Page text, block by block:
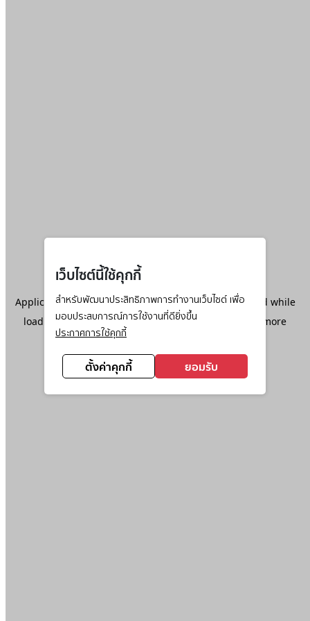
เว็บไซต์นี้ใช้คุกกี้
สำหรับพัฒนาประสิทธิภาพการทำงานเว็บไซต์ เพื่อ
มอบประสบการณ์การใช้งานที่ดียิ่งขึ้น
ประกาศการใช้คุกกี้
ตั้งค่าคุกกี้ ยอมรับ
Application error: aclient-side exception has occurred while
loadingwww.ktc.co.th(see the browser console
for more
information).